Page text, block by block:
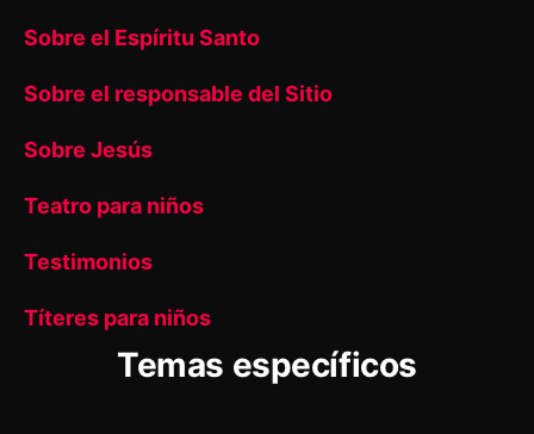
Sobre el Espíritu Santo
Sobre el responsable del Sitio
Sobre Jesús
Teatro para niños
Testimonios
Títeres para niños
Temas específicos